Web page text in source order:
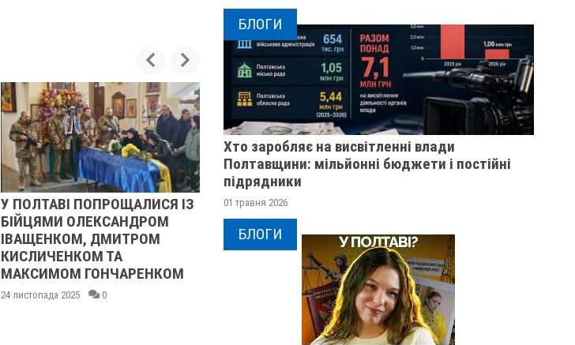
У ПОЛТАВІ ПОПРОЩАЛИСЯ ІЗ
БІЙЦЯМИ ОЛЕКСАНДРОМ
ІВАЩЕНКОМ, ДМИТРОМ
КИСЛИЧЕНКОМ ТА
МАКСИМОМ ГОНЧАРЕНКОМ
24 листопада 2025 0
РЕВОЛЮЦІЯ ГІДНОСТІ 2013
ОЧИМА УЧАСНИЦІ
21 листопада 2025 0
МАШИНА НАЇХАЛА
НОГУ
21 листопада 2025
БЛОГИ
Хто заробляє на висвітленні влади
Полтавщини: мільйонні бюджети і постійні
підрядники
01 травня 2026
БЛОГИ